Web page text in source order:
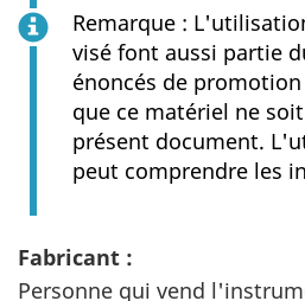
Remarque :
visé font aussi partie
énoncés de
que ce matériel ne
présent document.
peut comprendre les
Fabricant :
Personne qui vend